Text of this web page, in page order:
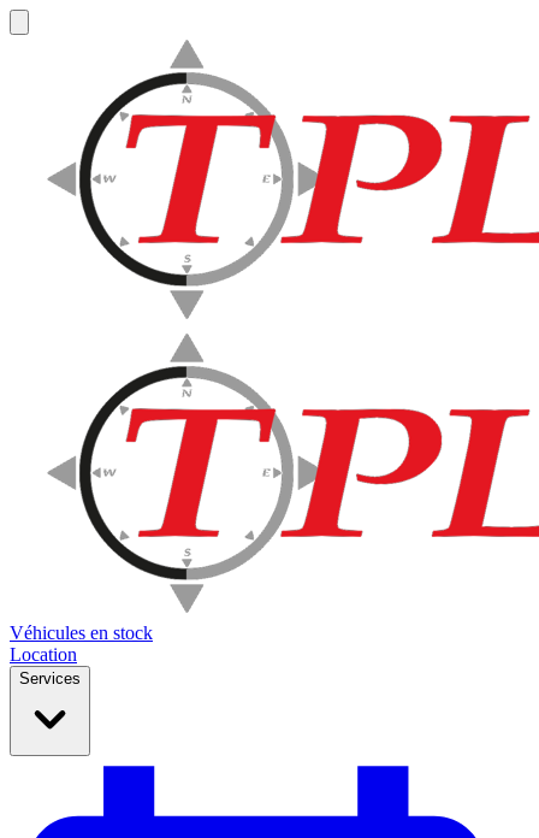
Véhicules en stock
Location
Services